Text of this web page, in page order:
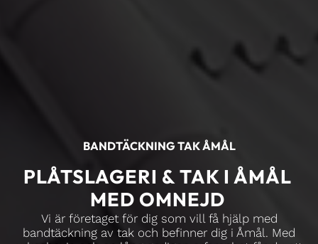
BANDTÄCKNING TAK ÅMÅL
PLÅTSLAGERI & TAK I ÅMÅL
MED OMNEJD
Vi är företaget för dig som vill få hjälp med
bandtäckning av tak och befinner dig i Åmål. Med